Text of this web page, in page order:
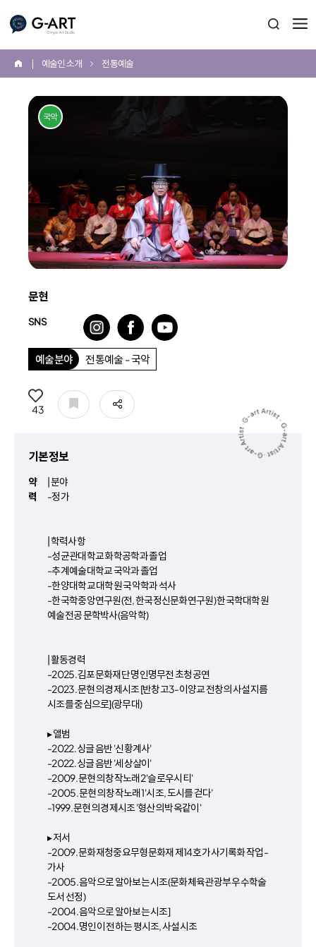
G-ART 검색 열
홈 예술인 소개 전통예술
국악
문현
SNS 인스타그램페이스북
예술분야 전통예술 - 국악
43 공유
기본정보
약
력
| 분야
-정가
| 학력사항
-성균관대학교 화학공학과 졸업
-추계예술대학교 국악과 졸업
-한양대학교 대학원 국악학과 석사
-한국학중앙연구원(전, 한국정신문화연구원) 한국학대학원
예술전공 문학박사(음악학)
| 활동경력
-2025. 김포문화재단 명인명무전 초청공연
-2023. 문현의 경제시조 [반창고3-이양교 전창의 사설지름
시조를 중심으로](광무대)
▸ 앨범
-2022. 싱글 음반 '신황계사'
-2022. 싱글 음반 '세상살이'
-2009. 문현의 창작노래2 '슬로우시티'
-2005. 문현의 창작노래1 '시조, 도시를 걷다'
-1999. 문현의 경제시조 '형산의 박옥같이'
▸ 저서
-2009. 문화재청중요무형문화재 제14호 가사기록화 작업-
가사
-2005. 음악으로 알아보는 시조(문화체육관광부 우수학술
도서 선정)
-2004. 음악으로 알아보는 시조]
-2004. 명인이 전하는 평시조, 사설시조